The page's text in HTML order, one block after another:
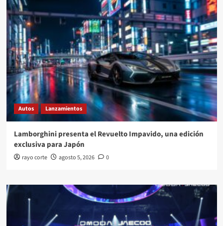
Autos Lanzamientos
Lamborghini presenta el Revuelto Impavido, una edición
exclusiva para Japón
rayo corte agosto 5, 2026 0